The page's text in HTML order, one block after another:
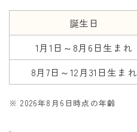
学年早見表
漢字の配当学年検索
偏差値から上位何％計算
誕生日
1月1日～8月6日生まれ
8月7日～12月31日生まれ
※ 2026年8月6日時点の年齢